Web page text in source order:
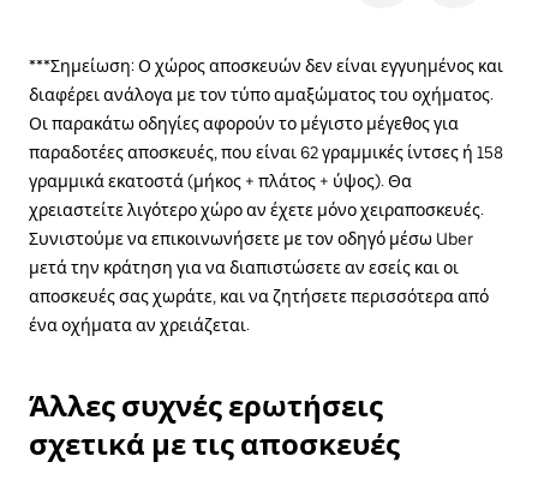
***Σημείωση: Ο χώρος αποσκευών δεν είναι εγγυημένος και
διαφέρει ανάλογα με τον τύπο αμαξώματος του οχήματος.
Οι παρακάτω οδηγίες αφορούν το μέγιστο μέγεθος για
παραδοτέες αποσκευές, που είναι 62 γραμμικές ίντσες ή 158
γραμμικά εκατοστά (μήκος + πλάτος + ύψος). Θα
χρειαστείτε λιγότερο χώρο αν έχετε μόνο χειραποσκευές.
Συνιστούμε να επικοινωνήσετε με τον οδηγό μέσω Uber
μετά την κράτηση για να διαπιστώσετε αν εσείς και οι
αποσκευές σας χωράτε, και να ζητήσετε περισσότερα από
ένα οχήματα αν χρειάζεται.
Άλλες συχνές ερωτήσεις
σχετικά με τις αποσκευές